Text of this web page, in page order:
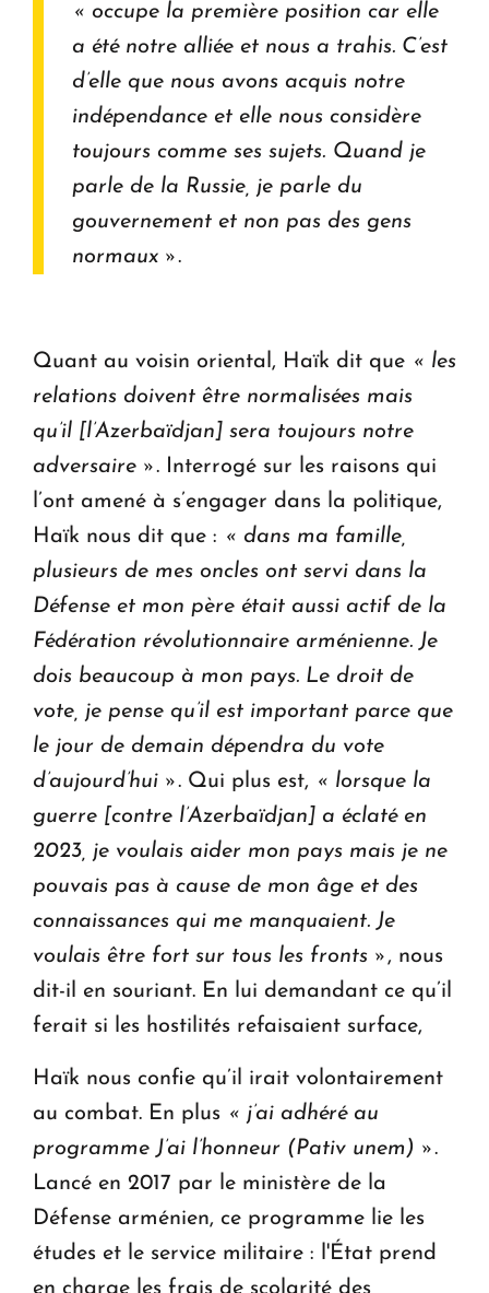
« occupe la première position car elle
a été notre alliée et nous a trahis. C’est
d’elle que nous avons acquis notre
indépendance et elle nous considère
toujours comme ses sujets. Quand je
parle de la Russie, je parle du
gouvernement et non pas des gens
normaux ».
Quant au voisin oriental, Haïk dit que « les
relations doivent être normalisées mais
qu’il [l’Azerbaïdjan] sera toujours notre
adversaire ». Interrogé sur les raisons qui
l’ont amené à s’engager dans la politique,
Haïk nous dit que : « dans ma famille,
plusieurs de mes oncles ont servi dans la
Défense et mon père était aussi actif de la
Fédération révolutionnaire arménienne. Je
dois beaucoup à mon pays. Le droit de
vote, je pense qu’il est important parce que
le jour de demain dépendra du vote
d’aujourd’hui ». Qui plus est, « lorsque la
guerre [contre l’Azerbaïdjan] a éclaté en
2023, je voulais aider mon pays mais je ne
pouvais pas à cause de mon âge et des
connaissances qui me manquaient. Je
voulais être fort sur tous les fronts », nous
dit-il en souriant. En lui demandant ce qu’il
ferait si les hostilités refaisaient surface,
Haïk nous confie qu’il irait volontairement
au combat. En plus « j’ai adhéré au
programme J’ai l’honneur (Pativ unem) ».
Lancé en 2017 par le ministère de la
Défense arménien, ce programme lie les
études et le service militaire : l'État prend